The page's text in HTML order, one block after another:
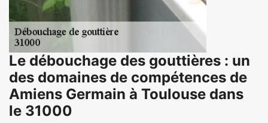
Le débouchage des gouttières : un
des domaines de compétences de
Amiens Germain à Toulouse dans
le 31000